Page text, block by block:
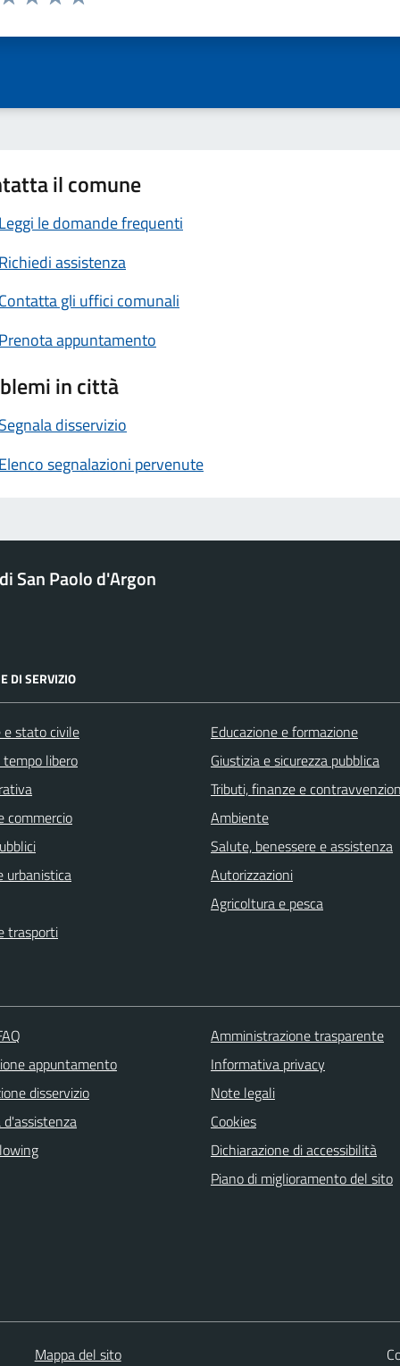
il comune
Leggi le domande frequenti
Richiedi assistenza
Contatta gli uffici comunali
Prenota appuntamento
in città
Segnala disservizio
Elenco segnalazioni pervenute
San Paolo d'Argon
DI SERVIZIO
e stato civile
libero
commercio
urbanistica
trasporti
Educazione e formazione
Giustizia e sicurezza pubblica
Tributi, finanze e
Ambiente
Salute, benessere e assistenza
Autorizzazioni
Agricoltura e pesca
appuntamento
disservizio
d'assistenza
Amministrazione trasparente
Informativa privacy
Note legali
Cookies
Dichiarazione di accessibilità
Piano di miglioramento del sito
Mappa del sito